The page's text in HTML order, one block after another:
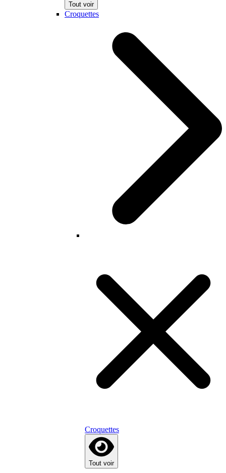
Tout voir
Croquettes
Croquettes
Tout voir